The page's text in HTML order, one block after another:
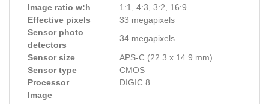
Image ratio w:h
1:1, 4:3, 3:2, 16:9
Effective pixels
33 megapixels
Sensor photo
detectors
34 megapixels
Sensor size
APS-C (22.3 x 14.9 mm)
Sensor type
CMOS
Processor
DIGIC 8
Image